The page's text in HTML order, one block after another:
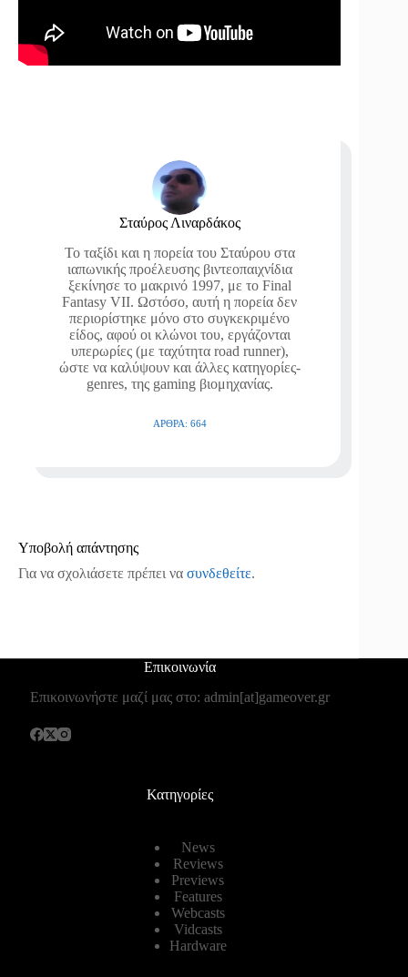
Σταύρος Λιναρδάκος
Το ταξίδι και η πορεία του Σταύρου στα
ιαπωνικής προέλευσης βιντεοπαιχνίδια
ξεκίνησε το μακρινό 1997, με το Final
Fantasy VII. Ωστόσο, αυτή η πορεία δεν
περιορίστηκε μόνο στο συγκεκριμένο
είδος, αφού οι κλώνοι του, εργάζονται
υπερωρίες (με ταχύτητα road runner),
ώστε να καλύψουν και άλλες κατηγορίες-
genres, της gaming βιομηχανίας.
ΆΡΘΡΑ: 664
Υποβολή απάντησης
Για να σχολιάσετε πρέπει να συνδεθείτε.
Επικοινωνία
Επικοινωνήστε μαζί μας στο: admin[at]gameover.gr
Κατηγορίες
News
Reviews
Previews
Features
Webcasts
Vidcasts
Hardware